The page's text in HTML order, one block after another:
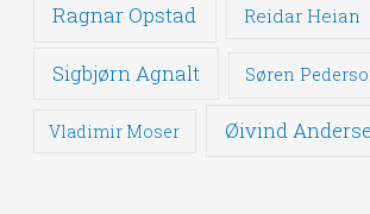
Ragnar Opstad Reidar Heian
Sigbjørn Agnalt Søren
Vladimir Moser Øivind